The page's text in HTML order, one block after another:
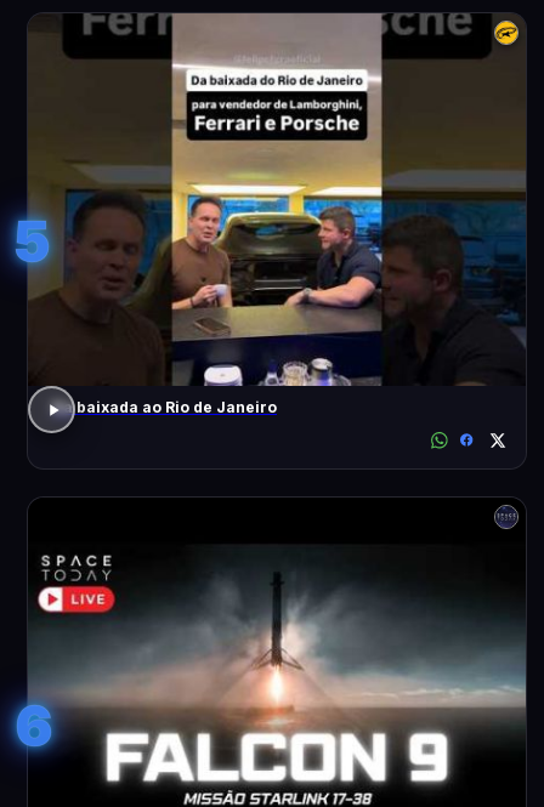
5
Da baixada ao Rio de Janeiro
6